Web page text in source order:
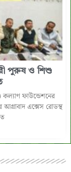
পুরুষ ও শিশু
ফাউন্ডেশনের
আগ্রাবাদ এক্সেস রোডস্থ